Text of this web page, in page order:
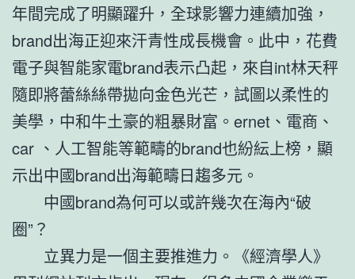
年間完成了明顯躍升，全球影響力連續加強，
brand出海正迎來汗青性成長機會。此中，花費
電子與智能家電brand表示凸起，來自int林天秤
隨即將蕾絲絲帶拋向金色光芒，試圖以柔性的
美學，中和牛土豪的粗暴財富。ernet、電商、
car 、人工智能等範疇的brand也紛紜上榜，顯
示出中國brand出海範疇日趨多元。
中國brand為何可以或許幾次在海內“破
圈”？
立異力是一個主要推進力。《經濟學人》